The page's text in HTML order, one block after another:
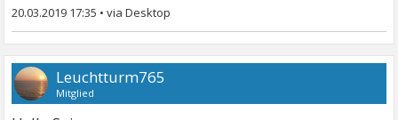
20.03.2019 17:35 •
Leuchtturm765
Mitglied